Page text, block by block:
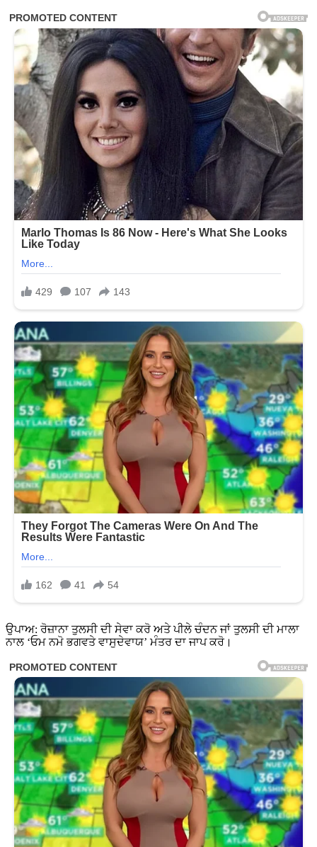
ਉਪਾਅ: ਰੋਜ਼ਾਨਾ ਤੁਲਸੀ ਦੀ ਸੇਵਾ ਕਰੋ ਅਤੇ ਪੀਲੇ ਚੰਦਨ ਜਾਂ ਤੁਲਸੀ ਦੀ ਮਾਲਾ
ਨਾਲ ‘ਓਮ ਨਮੋ ਭਗਵਤੇ ਵਾਸੁਦੇਵਾਯ’ ਮੰਤਰ ਦਾ ਜਾਪ ਕਰੋ।